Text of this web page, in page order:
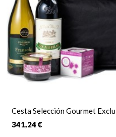
Cesta Selección Gourmet
341,24 €